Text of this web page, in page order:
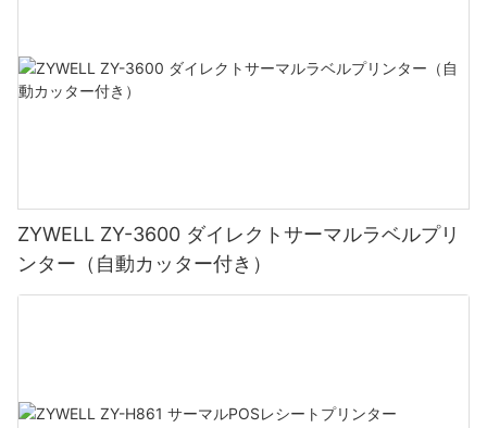
ZYWELL ZY-3600 ダイレクトサーマルラベルプリ
ンター（自動カッター付き）